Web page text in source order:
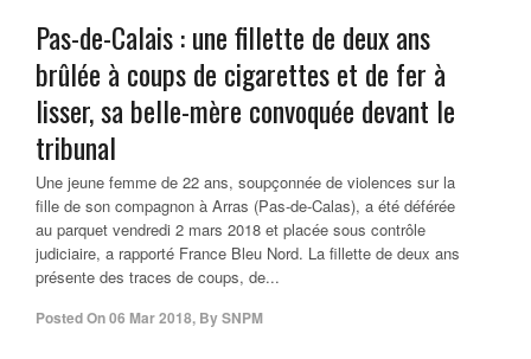
Pas-de-Calais : une fillette de deux ans
brûlée à coups de cigarettes et de fer à
lisser, sa belle-mère convoquée devant le
tribunal
Une jeune femme de 22 ans, soupçonnée de violences sur la
fille de son compagnon à Arras (Pas-de-Calas), a été déférée
au parquet vendredi 2 mars 2018 et placée sous contrôle
judiciaire, a rapporté France Bleu Nord. La fillette de deux ans
présente des traces de coups, de...
Posted On06 Mar 2018, BySNPM